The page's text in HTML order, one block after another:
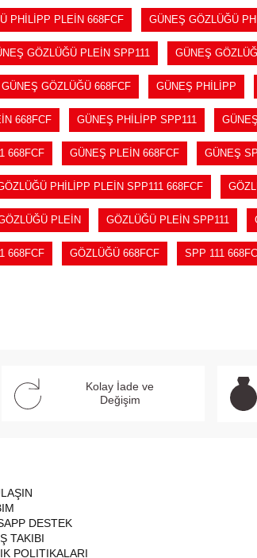
PHİLİPP PLEİN 668FCF GÜNEŞ GÖZLÜĞÜ
GÖZLÜĞÜ PLEİN SPP111 GÜNEŞ
GÜNEŞ GÖZLÜĞÜ 668FCF GÜNEŞ PHİLİPP
668FCF GÜNEŞ PHİLİPP SPP111
668FCF GÜNEŞ PLEİN 668FCF GÜNEŞ
PHİLİPP PLEİN SPP111 668FCF
PLEİN GÖZLÜĞÜ PLEİN SPP111
668FCF GÖZLÜĞÜ 668FCF SPP 111
Kolay İade ve
Değişim
DESTEK
TAKIBI
POLITIKALARI